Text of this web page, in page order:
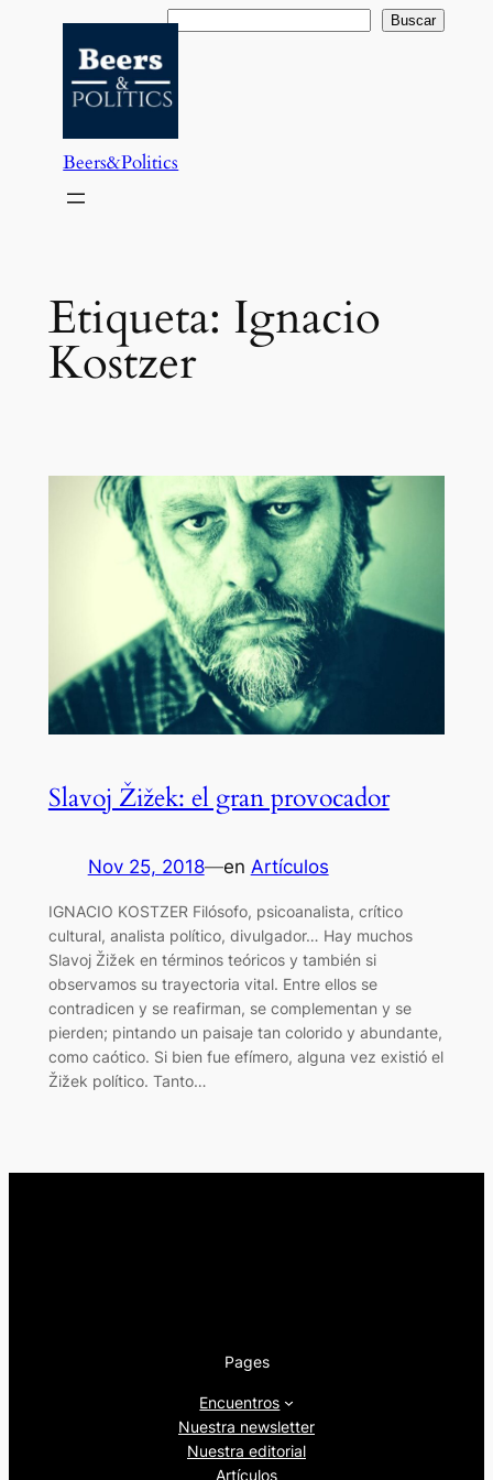
contenido
Buscar Buscar
Beers&Politics
Etiqueta: Ignacio
Kostzer
Slavoj Žižek: el gran provocador
Nov 25, 2018—en Artículos
IGNACIO KOSTZER Filósofo, psicoanalista, crítico
cultural, analista político, divulgador… Hay muchos
Slavoj Žižek en términos teóricos y también si
observamos su trayectoria vital. Entre ellos se
contradicen y se reafirman, se complementan y se
pierden; pintando un paisaje tan colorido y abundante,
como caótico. Si bien fue efímero, alguna vez existió el
Žižek político. Tanto…
Pages
Encuentros
Nuestra newsletter
Nuestra editorial
Artículos